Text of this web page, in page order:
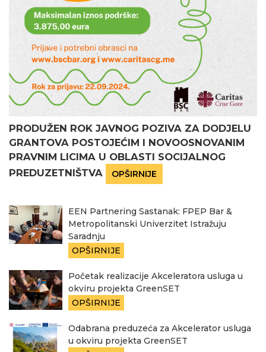
PRODUŽEN ROK JAVNOG POZIVA ZA DODJELU
GRANTOVA POSTOJEĆIM I NOVOOSNOVANIM
PRAVNIM LICIMA U OBLASTI SOCIJALNOG
PREDUZETNIŠTVA
OPŠIRNIJE
EEN Partnering Sastanak: FPEP Bar &
Metropolitanski Univerzitet Istražuju
Saradnju
OPŠIRNIJE
Početak realizacije Akceleratora usluga u
okviru projekta GreenSET
OPŠIRNIJE
Odabrana preduzeća za Akcelerator usluga
u okviru projekta GreenSET